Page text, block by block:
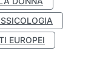
EUROPEI